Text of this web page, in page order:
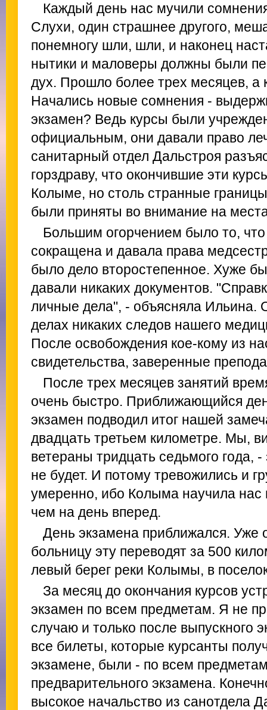
Каждый день нас мучили
Слухи, один страшнее другого,
понемногу шли, шли, и наконец
нытики и маловеры должны были
дух. Прошло более трех месяцев, а
Начались новые сомнения -
экзамен? Ведь курсы были
официальным, они давали право
санитарный отдел Дальстроя
горздраву, что окончившие эти
Колыме, но столь странные
были приняты во внимание на
Большим огорчением было то,
сокращена и давала права
было дело второстепенное. Хуже
давали никаких документов.
личные дела", - объясняла Ильина.
делах никаких следов нашего
После освобождения кое-кому из
свидетельства, заверенные
После трех месяцев занятий
очень быстро. Приближающийся
экзамен подводил итог нашей
двадцать третьем километре. Мы,
ветераны тридцать седьмого года,
не будет. И потому тревожились и
умеренно, ибо Колыма научила нас
чем на день вперед.
День экзамена приближался. Уже
больницу эту переводят за 500
левый берег реки Колымы, в
За месяц до окончания курсов
экзамен по всем предметам. Я не
случаю и только после выпускного
все билеты, которые курсанты
экзамене, были - по всем
предварительного экзамена.
высокое начальство из санотдела